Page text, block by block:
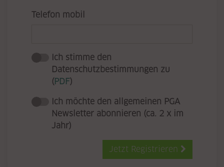
Telefon mobil
Ich stimme den
Datenschutzbestimmungen zu
(PDF)
Ich möchte den allgemeinen PGA
Newsletter abonnieren (ca. 2 x im
Jahr)
Jetzt Registrieren